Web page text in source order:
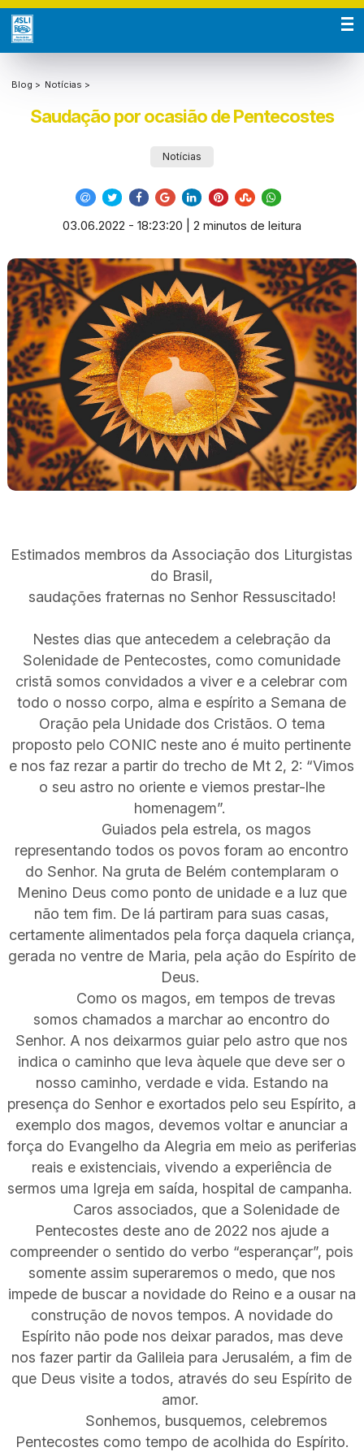
Blog > Notícias >
Saudação por ocasião de Pentecostes
Notícias
03.06.2022 - 18:23:20 | 2 minutos de leitura
Estimados membros da Associação dos Liturgistas
do Brasil,
saudações fraternas no Senhor Ressuscitado!
Nestes dias que antecedem a celebração da
Solenidade de Pentecostes, como comunidade
cristã somos convidados a viver e a celebrar com
todo o nosso corpo, alma e espírito a Semana de
Oração pela Unidade dos Cristãos. O tema
proposto pelo CONIC neste ano é muito pertinente
e nos faz rezar a partir do trecho de Mt 2, 2: “Vimos
o seu astro no oriente e viemos prestar-lhe
homenagem”.
Guiados pela estrela, os magos
representando todos os povos foram ao encontro
do Senhor. Na gruta de Belém contemplaram o
Menino Deus como ponto de unidade e a luz que
não tem fim. De lá partiram para suas casas,
certamente alimentados pela força daquela criança,
gerada no ventre de Maria, pela ação do Espírito de
Deus.
Como os magos, em tempos de trevas
somos chamados a marchar ao encontro do
Senhor. A nos deixarmos guiar pelo astro que nos
indica o caminho que leva àquele que deve ser o
nosso caminho, verdade e vida. Estando na
presença do Senhor e exortados pelo seu Espírito, a
exemplo dos magos, devemos voltar e anunciar a
força do Evangelho da Alegria em meio as periferias
reais e existenciais, vivendo a experiência de
sermos uma Igreja em saída, hospital de campanha.
Caros associados, que a Solenidade de
Pentecostes deste ano de 2022 nos ajude a
compreender o sentido do verbo “esperançar”, pois
somente assim superaremos o medo, que nos
impede de buscar a novidade do Reino e a ousar na
construção de novos tempos. A novidade do
Espírito não pode nos deixar parados, mas deve
nos fazer partir da Galileia para Jerusalém, a fim de
que Deus visite a todos, através do seu Espírito de
amor.
Sonhemos, busquemos, celebremos
Pentecostes como tempo de acolhida do Espírito.